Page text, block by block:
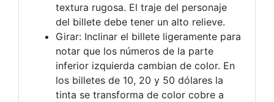
textura rugosa. El traje del personaje
del billete debe tener un alto relieve.
Girar: Inclinar el billete ligeramente para
notar que los números de la parte
inferior izquierda cambian de color. En
los billetes de 10, 20 y 50 dólares la
tinta se transforma de color cobre a